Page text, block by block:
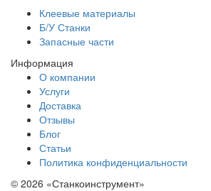
Клеевые материалы
Б/У Станки
Запасные части
Информация
О компании
Услуги
Доставка
Отзывы
Блог
Статьи
Политика конфиденциальности
© 2026 «Станкоинструмент»